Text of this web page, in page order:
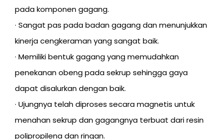
pada komponen gagang.
· Sangat pas pada badan gagang dan menunjukkan
kinerja cengkeraman yang sangat baik.
· Memiliki bentuk gagang yang memudahkan
penekanan obeng pada sekrup sehingga gaya
dapat disalurkan dengan baik.
· Ujungnya telah diproses secara magnetis untuk
menahan sekrup dan gagangnya terbuat dari resin
polipropilena dan ringan.